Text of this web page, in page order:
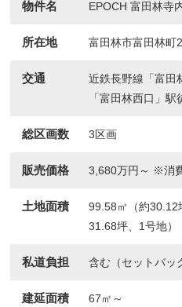
物件名 EPOCH 富田林寺
所在地 富田林市富田林町
交通
近鉄長野線「富田
「富田林西口」駅
総区画数 3区画
販売価格 3,680万円～ ※消
土地面積
99.58㎡（約30.12
31.68坪、1号地）
私道負担 含む（セットバッ
建延面積 67㎡～